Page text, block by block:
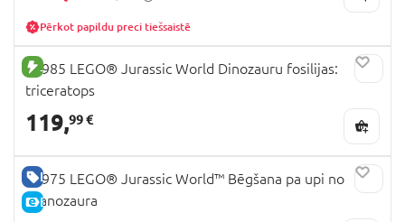
Pērkot papildu preci tiešsaistē
JAUNA PRECE
77985 LEGO® Jurassic World Dinozauru fosilijas:
triceratops
119,99 €
LABA CENA
E-CENA
76975 LEGO® Jurassic World™ Bēgšana pa upi no
tiranozaura